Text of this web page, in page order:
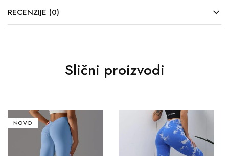
RECENZIJE (0)
Slični proizvodi
NOVO